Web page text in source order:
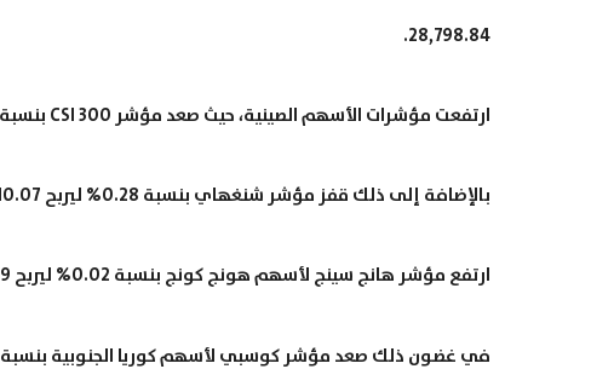
28,798.84.
ارتفعت مؤشرات الأسهم الصينية، حيث صعد مؤشر CSI 300 بنسبة 0.44% ليربح 22.61 نقطة وصولاً إلى المستوى 5,213.15
بالإضافة إلى ذلك قفز مؤشر شنغهاي بنسبة 0.28% ليربح 10.07 نقطة ويصل إلى المستوى 3,583.25.
ارتفع مؤشر هانج سينج لأسهم هونج كونج بنسبة 0.02% ليربح 4.39 نقطة وصولاً إلى المستوى 28,998.49
في غضون ذلك صعد مؤشر كوسبي لأسهم كوريا الجنوبية بنسبة 0.38% ليربح 12.51 نقطة وصولاً إلى المستوى 3,299.19.